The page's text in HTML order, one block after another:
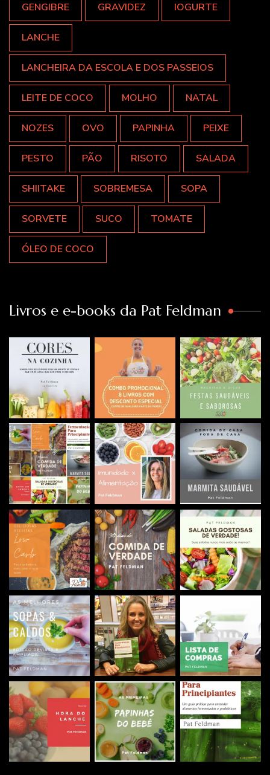
GENGIBRE GRAVIDEZ IOGURTE
LANCHE
LANCHEIRA DA ESCOLA E DOS PASSEIOS
LEITE DE COCO MOLHO NATAL
NOZES OVO PAPINHA PEIXE
PESTO PÃO RISOTO SALADA
SHIITAKE SOBREMESA SOPA
SORVETE SUCO TOMATE
ÓLEO DE COCO
Livros e e-books da Pat Feldman